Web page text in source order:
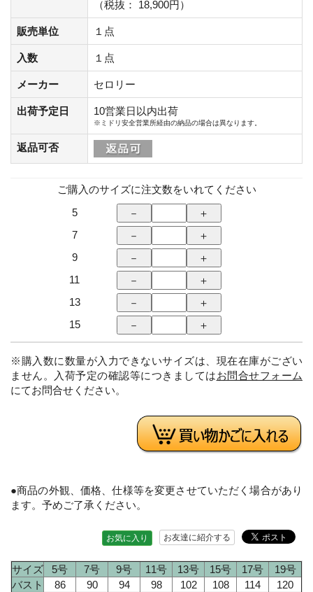
（税抜： 18,900円）
販売単位 １点
入数 １点
メーカー セロリー
出荷予定日 10営業日以内出荷
※ミドリ安全営業所経由の納品の場合は異なります。
返品可否
ご購入のサイズに注文数をいれてください
5
7
9
11
13
15
※購入数に数量が入力できないサイズは、現在在庫がござい
ません。入荷予定の確認等につきましてはお問合せフォーム
にてお問合せください。
●商品の外観、価格、仕様等を変更させていただく場合があり
ます。予めご了承ください。
お友達に紹介する
お気に入り
サイズ 5号 7号 9号 11号 13号 15号 17号
19号
バスト
86 90 94 98 102 108 114
120